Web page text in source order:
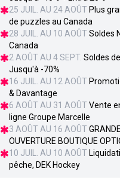
25 JUIL. AU 24 AOÛT Plus
de puzzles au Canada
28 JUIL. AU 10 AOÛT Soldes
Canada
2 AOÛT AU 4 SEPT. Soldes
Jusqu'à -70%
16 JUIL. AU 12 AOÛT
& Davantage
6 AOÛT AU 31 AOÛT Vente
ligne Groupe Marcelle
3 AOÛT AU 16 AOÛT GRANDE
OUVERTURE BOUTIQUE
10 JUIL. AU 10 AOÛT
pêche, DEK Hockey